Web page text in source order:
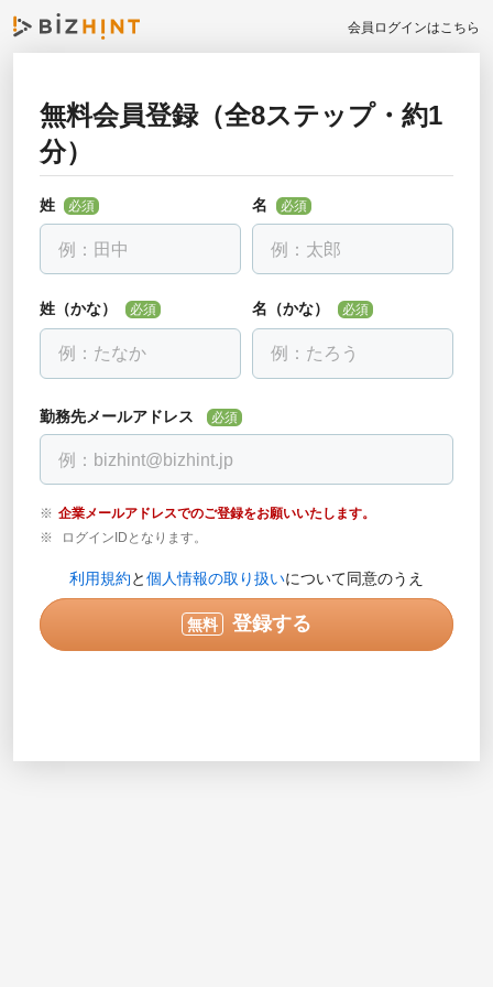
会員ログインはこちら
無料会員登録（全8ステップ・約1
分）
姓 必須 名 必須
姓（かな） 必須 名（かな） 必須
勤務先メールアドレス 必須
企業メールアドレスでのご登録をお願いいたします。
ログインIDとなります。
利用規約と個人情報の取り扱いについて同意のうえ
無料 登録する
お勤め先について教えて下さい
全ての項目を入力して下さい
勤務先名
必須
会社名を入力し、下に出る候補を選んでください。見つからない場合
部署・役職正式名称 必須
的の電話ではありません。
い。入力例で示されている番号は使用できません。
戻る